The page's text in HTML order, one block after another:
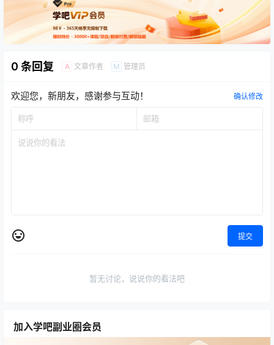
0 条回复 A 文章作者 M 管理员
欢迎您，新朋友，感谢参与互动！ 确认修改
提交
暂无讨论，说说你的看法吧
加入学吧副业圈会员